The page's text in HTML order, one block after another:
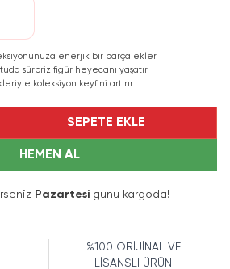
enerjik bir parça ekler
sürpriz figür heyecanı yaşatır
koleksiyon keyfini artırır
SEPETE EKLE
HEMEN AL
Pazartesi günü kargoda!
%100 ORİJİNAL VE
LİSANSLI ÜRÜN